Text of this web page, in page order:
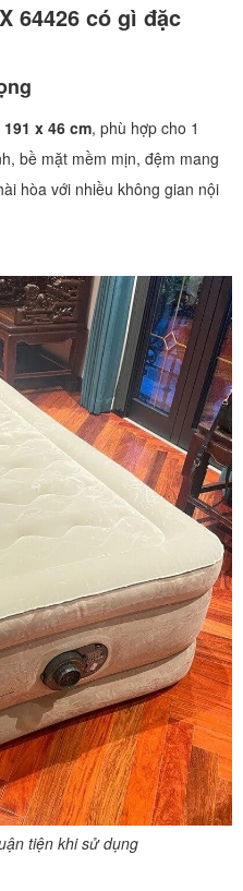
64426 có gì đặc
191 x 46 cm, phù hợp cho 1
bề mặt mềm mịn, đệm mang
hòa với nhiều không gian nội
tiện khi sử dụng